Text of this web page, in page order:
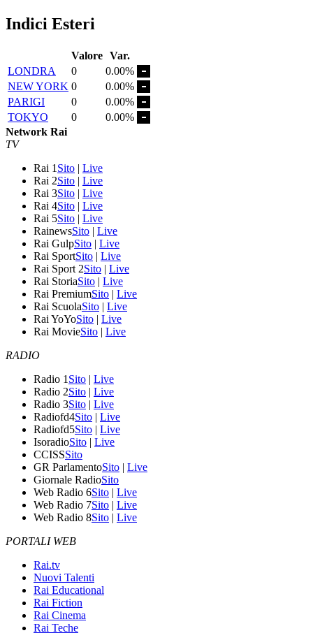
Indici Esteri
Valore Var.
LONDRA
0
0.00%
NEW YORK 0
0.00%
PARIGI
0
0.00%
TOKYO
0
0.00%
Network Rai
TV
Rai 1 Sito | Live
Rai 2Sito | Live
Rai 3Sito | Live
Rai 4Sito | Live
Rai 5Sito | Live
RainewsSito | Live
Rai GulpSito | Live
Rai SportSito | Live
Rai Sport 2Sito | Live
Rai StoriaSito | Live
Rai PremiumSito | Live
Rai ScuolaSito | Live
Rai YoYoSito | Live
Rai MovieSito | Live
RADIO
Radio 1 Sito | Live
Radio 2Sito | Live
Radio 3Sito | Live
Radiofd4Sito | Live
Radiofd5Sito | Live
IsoradioSito | Live
CCISSSito
GR ParlamentoSito | Live
Giornale RadioSito
Web Radio 6Sito | Live
Web Radio 7Sito | Live
Web Radio 8Sito | Live
PORTALI WEB
Rai.tv
Nuovi Talenti
Rai Educational
Rai Fiction
Rai Cinema
Rai Teche